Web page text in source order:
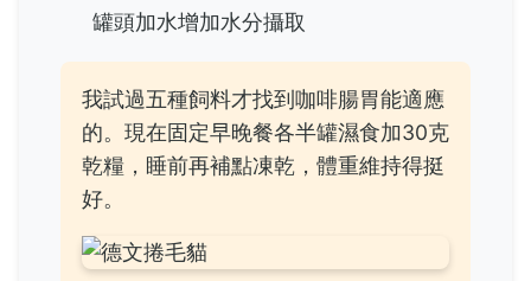
罐頭加水增加水分攝取
我試過五種飼料才找到咖啡腸胃能適應
的。現在固定早晚餐各半罐濕食加30克
乾糧，睡前再補點凍乾，體重維持得挺
好。